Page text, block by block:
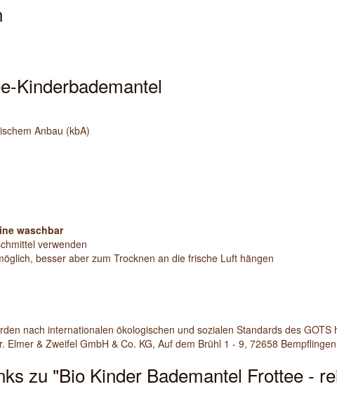
Kinderbademantel
Anbau (kbA)
waschbar
verwenden
besser aber zum Trocknen an die frische Luft hängen
nach internationalen ökologischen und sozialen Standards des GOTS
Elmer & Zweifel GmbH & Co. KG, Auf dem Brühl 1 - 9, 72658 Bempflingen
zu "Bio Kinder Bademantel Frottee -